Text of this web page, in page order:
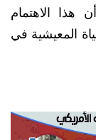
هذا الاهتمام
المعيشية في